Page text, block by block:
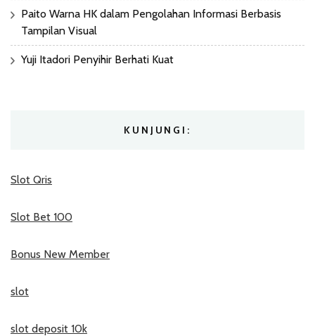
Paito Warna HK dalam Pengolahan Informasi Berbasis
Tampilan Visual
Yuji Itadori Penyihir Berhati Kuat
KUNJUNGI:
Slot Qris
Slot Bet 100
Bonus New Member
slot
slot deposit 10k